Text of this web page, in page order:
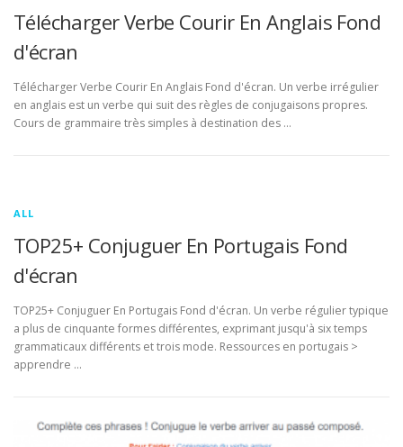
Télécharger Verbe Courir En Anglais Fond
d'écran
Télécharger Verbe Courir En Anglais Fond d'écran. Un verbe irrégulier
en anglais est un verbe qui suit des règles de conjugaisons propres.
Cours de grammaire très simples à destination des …
ALL
TOP25+ Conjuguer En Portugais Fond
d'écran
TOP25+ Conjuguer En Portugais Fond d'écran. Un verbe régulier typique
a plus de cinquante formes différentes, exprimant jusqu'à six temps
grammaticaux différents et trois mode. Ressources en portugais >
apprendre …